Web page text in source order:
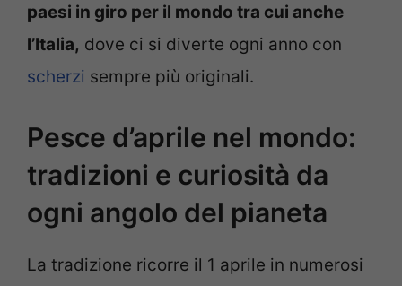
paesi in giro per il mondo tra cui anche
l’Italia, dove ci si diverte ogni anno con
scherzi sempre più originali.
Pesce d’aprile nel mondo:
tradizioni e curiosità da
ogni angolo del pianeta
La tradizione ricorre il 1 aprile in numerosi